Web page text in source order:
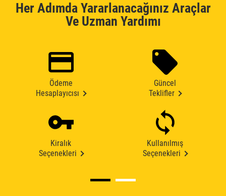
Her Adımda Yararlanacağınız Araçlar
Ve Uzman Yardımı
Ödeme
Hesaplayıcısı
Güncel
Teklifler
Kiralık
Seçenekleri
Kullanılmış
Seçenekleri